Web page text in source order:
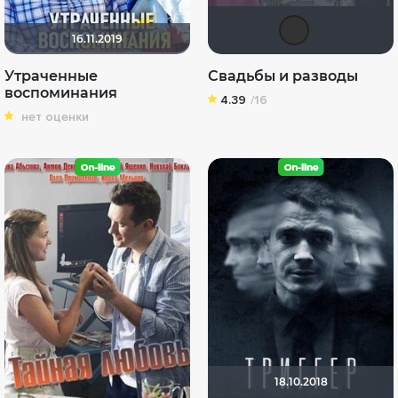
16.11.2019
Утраченные
воспоминания
нет оценки
Свадьбы и разводы
4.39 /16
18.10.2018